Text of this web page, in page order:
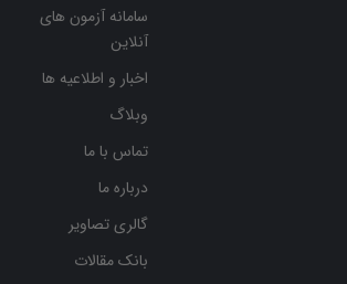
سامانه آزمون های
آنلاین
اخبار و اطلاعیه ها
وبلاگ
تماس با ما
درباره ما
گالری تصاویر
بانک مقالات